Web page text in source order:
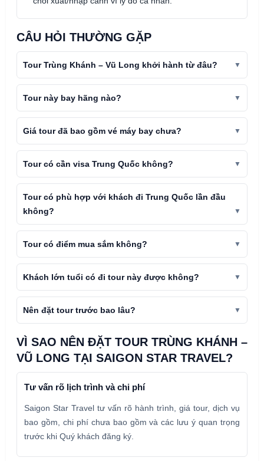
CÂU HỎI THƯỜNG GẶP
Tour Trùng Khánh – Vũ Long khởi hành từ đâu?
Tour này bay hãng nào?
Giá tour đã bao gồm vé máy bay chưa?
Tour có cần visa Trung Quốc không?
Tour có phù hợp với khách đi Trung Quốc lần đầu
không?
Tour có điểm mua sắm không?
Khách lớn tuổi có đi tour này được không?
Nên đặt tour trước bao lâu?
VÌ SAO NÊN ĐẶT TOUR TRÙNG KHÁNH –
VŨ LONG TẠI SAIGON STAR TRAVEL?
Tư vấn rõ lịch trình và chi phí
Saigon Star Travel tư vấn rõ hành trình, giá tour, dịch vụ
bao gồm, chi phí chưa bao gồm và các lưu ý quan trọng
trước khi Quý khách đăng ký.